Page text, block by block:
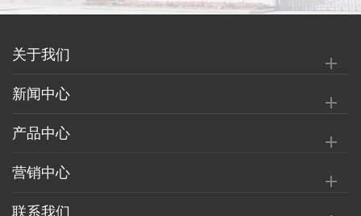
关于我们
新闻中心
产品中心
营销中心
联系我们